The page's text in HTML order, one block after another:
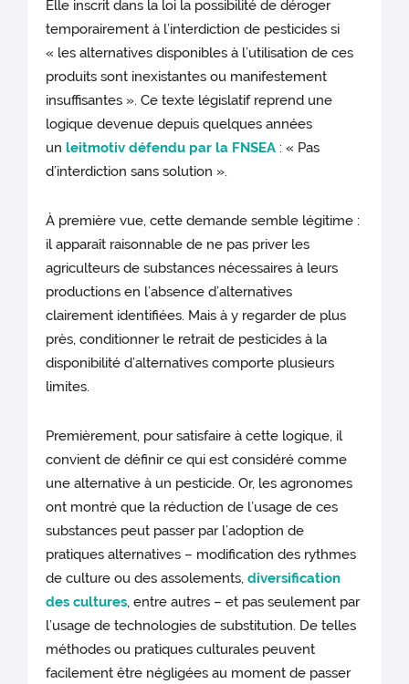
Elle inscrit dans la loi la possibilité de déroger
temporairement à l’interdiction de pesticides si
« les alternatives disponibles à l’utilisation de ces
produits sont inexistantes ou manifestement
insuffisantes ». Ce texte législatif reprend une
logique devenue depuis quelques années
unleitmotiv défendu par la FNSEA : « Pas
d’interdiction sans solution ».
À première vue, cette demande semble légitime :
il apparaît raisonnable de ne pas priver les
agriculteurs de substances nécessaires à leurs
productions en l’absence d’alternatives
clairement identifiées. Mais à y regarder de plus
près, conditionner le retrait de pesticides à la
disponibilité d’alternatives comporte plusieurs
limites.
Premièrement, pour satisfaire à cette logique, il
convient de définir ce qui est considéré comme
une alternative à un pesticide. Or, les agronomes
ont montré que la réduction de l’usage de ces
substances peut passer par l’adoption de
pratiques alternatives – modification des rythmes
de culture ou des assolements,diversification
des cultures, entre autres – et pas seulement par
l’usage de technologies de substitution. De telles
méthodes ou pratiques culturales peuvent
facilement être négligées au moment de passer